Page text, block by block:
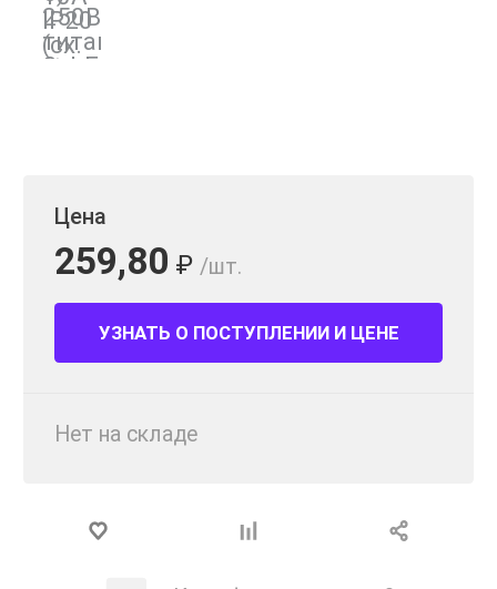
Цена
259,80 ₽ /шт.
УЗНАТЬ О ПОСТУПЛЕНИИ И ЦЕНЕ
Нет на складе